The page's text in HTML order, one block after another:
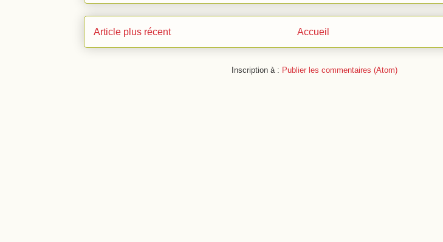
Article plus récent Accueil
Inscription à : Publier les commentaires (Atom)